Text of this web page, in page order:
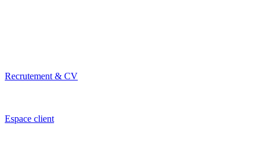
Recrutement & CV
Espace client